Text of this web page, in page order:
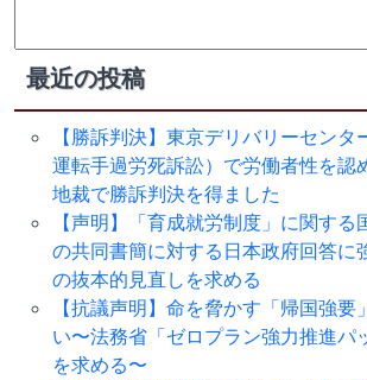
索:
最近の投稿
【勝訴判決】東京デリバリーセンタ
運転手過労死訴訟）で労働者性を認
地裁で勝訴判決を得ました
【声明】「育成就労制度」に関す
の共同書簡に対する日本政府回答に
の抜本的見直しを求める
【抗議声明】命を脅かす「帰国強
い〜法務省「ゼロプラン強力推進パ
を求める〜